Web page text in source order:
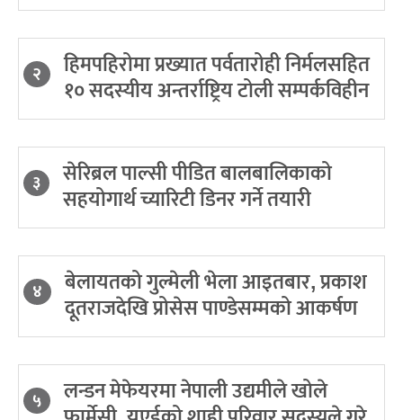
२ हिमपहिरोमा प्रख्यात पर्वतारोही निर्मलसहित
१० सदस्यीय अन्तर्राष्ट्रिय टोली सम्पर्कविहीन
३ सेरिब्रल पाल्सी पीडित बालबालिकाको
सहयोगार्थ च्यारिटी डिनर गर्ने तयारी
४ बेलायतको गुल्मेली भेला आइतबार, प्रकाश
दूतराजदेखि प्रोसेस पाण्डेसम्मको आकर्षण
५ लन्डन मेफेयरमा नेपाली उद्यमीले खोले